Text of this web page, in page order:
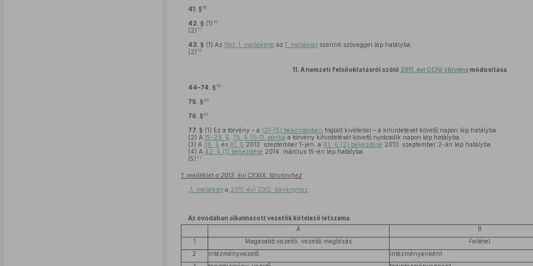
41. § 15
42. § (1) 16
(2) 17
43. § (1) Az Nkt. 1. melléklete az 1. mellékletszerinti szöveggel lép hatályba.
(2) 18
11. A nemzeti felsőoktatásról szóló 2011. évi CCIV. törvénymódosítása
44–74. § 19
75. §20
76. §21
77. § (1) Ez a törvény – a (2)–(5) bekezdésben foglalt kivétellel – a kihirdetését követő napon lép hatályba.
(2) A 15–29. § 75. § 10–11. pontja a törvény kihirdetését követő nyolcadik napon lép hatályba.
(3) A 36. § és 41. § 2013. szeptember 1-jén, a 43. § (2) bekezdése 2013. szeptember 2-án lép hatályba.
(4) A 42. § (1) bekezdése 2014. március 15-én lép hatályba.
(5) 22
1. melléklet a 2013. évi CXXIX. törvényhez
1. mellékleta 2011. évi CXC. törvényhez
Az óvodában alkalmazott vezetők kötelező létszáma
A
B
1
Magasabb vezetői, vezetői megbízás Feltétel
2
intézményvezető intézményenként